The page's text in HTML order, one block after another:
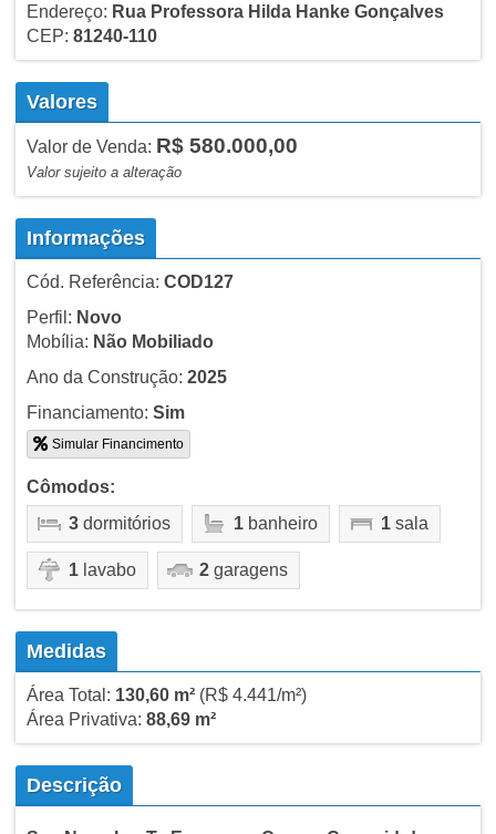
Endereço: Rua Professora Hilda Hanke Gonçalves
CEP: 81240-110
Valores
Valor de Venda: R$ 580.000,00
Valor sujeito a alteração
Informações
Cód. Referência: COD127
Perfil: Novo
Mobília: Não Mobiliado
Ano da Construção: 2025
Financiamento: Sim
Simular Financimento
Cômodos:
3dormitórios 1banheiro 1sala
1lavabo 2garagens
Medidas
Área Total: 130,60 m²(R$ 4.441/m²)
Área Privativa: 88,69 m²
Descrição